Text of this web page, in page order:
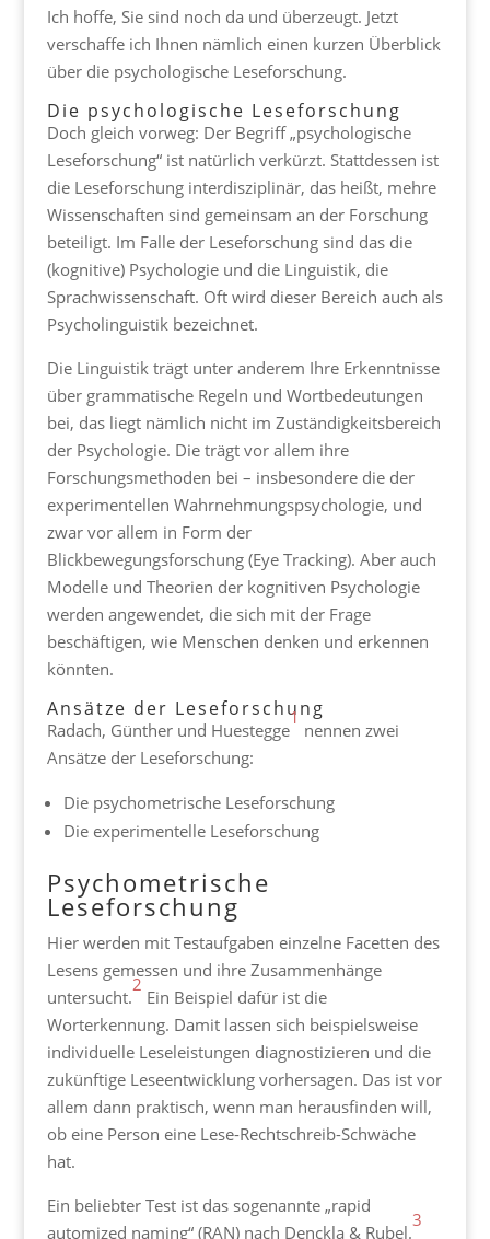
Ich hoffe, Sie sind noch da und überzeugt. Jetzt
verschaffe ich Ihnen nämlich einen kurzen Überblick
über die psychologische Leseforschung.
Die psychologische Leseforschung
Doch gleich vorweg: Der Begriff „psychologische
Leseforschung“ ist natürlich verkürzt. Stattdessen ist
die Leseforschung interdisziplinär, das heißt, mehre
Wissenschaften sind gemeinsam an der Forschung
beteiligt. Im Falle der Leseforschung sind das die
(kognitive) Psychologie und die Linguistik, die
Sprachwissenschaft. Oft wird dieser Bereich auch als
Psycholinguistik bezeichnet.
Die Linguistik trägt unter anderem Ihre Erkenntnisse
über grammatische Regeln und Wortbedeutungen
bei, das liegt nämlich nicht im Zuständigkeitsbereich
der Psychologie. Die trägt vor allem ihre
Forschungsmethoden bei – insbesondere die der
experimentellen Wahrnehmungspsychologie, und
zwar vor allem in Form der
Blickbewegungsforschung (Eye Tracking). Aber auch
Modelle und Theorien der kognitiven Psychologie
werden angewendet, die sich mit der Frage
beschäftigen, wie Menschen denken und erkennen
könnten.
Ansätze der Leseforschung
Radach, Günther und Huestegge
1
nennen zwei
Ansätze der Leseforschung:
Die psychometrische Leseforschung
Die experimentelle Leseforschung
Psychometrische
Leseforschung
Hier werden mit Testaufgaben einzelne Facetten des
Lesens gemessen und ihre Zusammenhänge
untersucht.
2
Ein Beispiel dafür ist die
Worterkennung. Damit lassen sich beispielsweise
individuelle Leseleistungen diagnostizieren und die
zukünftige Leseentwicklung vorhersagen. Das ist vor
allem dann praktisch, wenn man herausfinden will,
ob eine Person eine Lese-Rechtschreib-Schwäche
hat.
Ein beliebter Test ist das sogenannte „rapid
automized naming“ (RAN) nach Denckla & Rubel.
3